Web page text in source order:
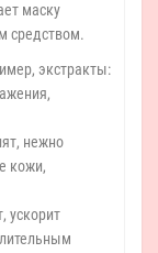
маску
средством.
экстракты:
нежно
кожи,
ускорит